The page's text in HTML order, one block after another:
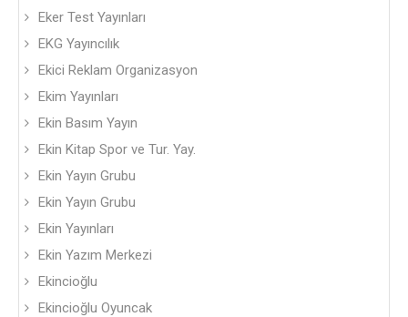
Eker Test Yayınları
EKG Yayıncılık
Ekici Reklam Organizasyon
Ekim Yayınları
Ekin Basım Yayın
Ekin Kitap Spor ve Tur. Yay.
Ekin Yayın Grubu
Ekin Yayın Grubu
Ekin Yayınları
Ekin Yazım Merkezi
Ekincioğlu
Ekincioğlu Oyuncak